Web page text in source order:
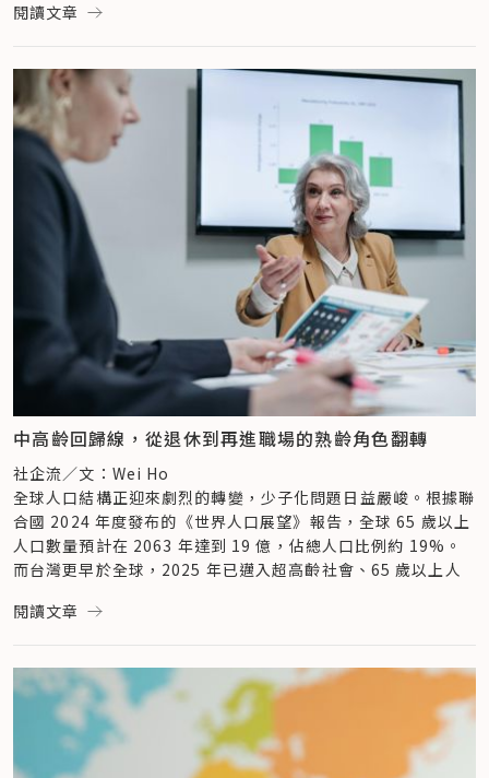
從招募到人才發展，One-Forty 的跨文化人才管理 4 建議
對於企業來說，跨文化職場的建立肯定是門檻與挑戰需要克服，
但若是跨越了那個門檻呢？陳凱翔表示，當企業越早建立起跨文
化管理，不論是管理系統、管理者心態改變或是管理技巧等，就
有機會搶得多元文化的消費市場與先機。
陳凱翔以「人才」發展生命週期的角度出發，從招募、培訓、環
境營造到職涯發展，談跨文化管理如何在企業裡落實。
一、打造跨文化雇主品牌
在人才競爭激烈的時代下，求職者不再以薪水高低為導向，而是
從整體企業能為他職涯帶來什麼？職場環境、氛圍等進行綜合考
量。「台灣比較少企業在推動雇主品牌時，將『跨文化管理』當
作一項亮點進行招募。」陳凱翔認為，當企業若能主動展現對多
元人才的歡迎、擁有完整培訓制度以及友善工作環境時，就能在
東南亞人才心中建立優先選項。例如 One-Forty 協助高雄門鎖
大廠「福興工業」拍攝的友善移工形象影片，成功為其塑造了正
面的雇主形象，吸引了更多優秀人才。（同場加映：台灣福興林
宜錚ＸOne-Forty 陳凱翔 ：從企業內訓到辦攝影展，願每段跨
國旅程都精彩值得 ）
二、建構完善跨文化教育訓練
其實許多企業擁有完整的員工培訓系統，但這些培訓方式都是針
對台灣員工，東南亞移工往往因語言隔閡及文化上的不理解而被
排除在外。「這些既有的教育訓練，是需要外部單位進行協助或
轉譯。」陳凱翔表示：「這些內容並不只是純粹翻譯，而是要經
過客製化，而是透過移工的視角，重新進行整理、編排。」從入
灣員工都可以獲得同等、同品質的學習資源與機會，賦予移工能
力與提升工作表現的基礎能力。
三、營造友善職場生活環境
除了在人才培訓上，有了跨文化的機制外。多元共融的實踐則會
體現在工作日常的細節裡，散落在職場環境中。例如提供多語言
的系統介面、清楚標標示或是在供餐上是否具備跨文化意識，加
生命階段及年齡增長而面臨「老化需求」，其中不乏顯而易見的
生理機制，包含健康與體能下降，此外也會有心理焦慮、家庭照
顧壓力以及職涯的再定位等各種挑戰，想要讓員工願意持續且安
心地留在職場，也成為企業當前無法忽視的重要課題。
打造職場「全齡」支援系統為留才關鍵
104 獵才總經理資深特助李明倫表示，員工是企業最重要的資
產，但當員工逐漸邁入「老化」階段，企業必須開始思考，如何
透過制度設計與文化重塑，打造策略性的支援系統，從「理財、
健康、職涯規劃、3C 技能」等 4 大面向著手，讓不同年齡層的
員工都能安心留任、並且與企業同步成長。
面對高齡少子化現象下的職場挑戰，他首先點出，企業內部不同
世代員工之間的價值觀、溝通方式與生活經驗差異，容易導致團
隊協作與管理上出現摩擦。因此，他建議，雖然輔助熟齡員工為
當務之急，但企業應從「全齡」的角度出發，包含針對不同齡層
的員工推出「對症下藥」的制度，或設計能讓他們互相交流的活
動與機會，如此一來不僅有助於降低流動率與提升員工忠誠度，
更能促進跨世代對話與文化融合，讓職場成為多元與包容的典
範，為企業自身打造堅實的人才庫。
提供心理支援，中年轉折與職涯再定位
員工的「老化」並不總發生在退休前夕，許多壓力與轉變在中年
時期即已浮現。大約 40–50 歲的員工正面臨中年轉折期，包含
身心變化、家庭責任（如照顧雙親、子女）以及職涯瓶頸等問
題。企業若無及時因應，將失去一批原本擁有豐富經驗的中堅力
量。
及彈性工時等制度協助，幫助他們在人生變動中站穩腳步，甚至
找到職涯的第二曲線。他強調，企業應將職業輔導與再學習資源
擴及 45 歲以上員工，幫助他們思考與規劃人生的下半場，減輕
面對職涯發展瓶頸的焦慮。
當員工進入 50–60 歲的熟齡安定期，雖然體力下降、升遷機會
減少，但也正是專業與經驗累積的高峰期。企業若能導入理財與
閱讀文章
中高齡回歸線，從退休到再進職場的熟齡角色翻轉
社企流／文：Wei Ho
全球人口結構正迎來劇烈的轉變，少子化問題日益嚴峻。根據聯
合國 2024 年度發布的《世界人口展望》報告，全球 65 歲以上
人口數量預計在 2063 年達到 19 億，佔總人口比例約 19%。
而台灣更早於全球，2025 年已邁入超高齡社會、65 歲以上人
隨著人口結構的快速轉變，勞動力缺口問題日益嚴峻，如何有效
運用中高齡勞動力，已成為台灣當前最重要的課題。過去，「退
休即退出」的文化觀念，以及對高齡者的刻板印象，讓這群經驗
豐富的勞動人口長期被忽略。
隨著社會對於熟齡生活規劃意識的提升，以及中高齡者及高齡者
追求自我價值實現的意願增強，如何讓熟齡人力從「可補位」變
成「有角色」，不僅成為企業和政府共同努力的方向，更是台灣
閱讀文章